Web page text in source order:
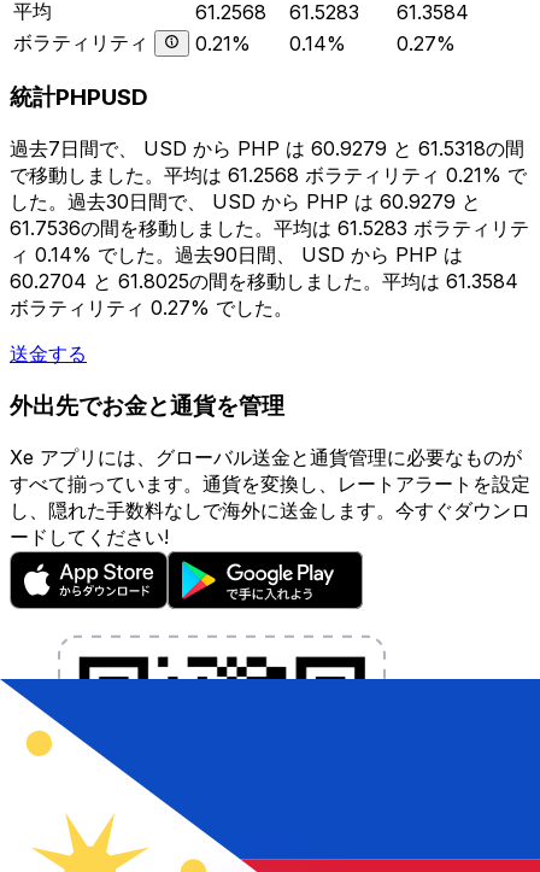
平均
61.2568 61.5283
61.3584
ボラティリティ
0.21% 0.14% 0.27%
統計PHPUSD
過去7日間で、 USD から PHP は 60.9279 と 61.5318の間
で移動しました。平均は 61.2568 ボラティリティ 0.21% で
した。過去30日間で、 USD から PHP は 60.9279 と
61.7536の間を移動しました。平均は 61.5283 ボラティリテ
ィ 0.14% でした。過去90日間、 USD から PHP は
60.2704 と 61.8025の間を移動しました。平均は 61.3584
ボラティリティ 0.27% でした。
送金する
外出先でお金と通貨を管理
Xe アプリには、グローバル送金と通貨管理に必要なものが
すべて揃っています。通貨を変換し、レートアラートを設定
し、隠れた手数料なしで海外に送金します。今すぐダウンロ
ードしてください!